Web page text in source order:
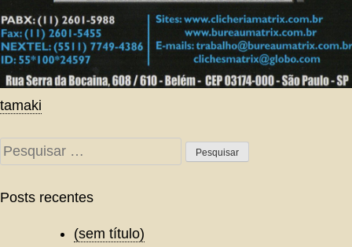
Navegação
Post
tamaki
Pesquisar
por:
Posts recentes
(sem título)